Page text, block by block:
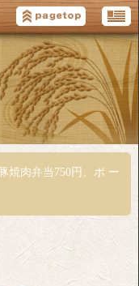
焼肉弁当750円、ポ ー